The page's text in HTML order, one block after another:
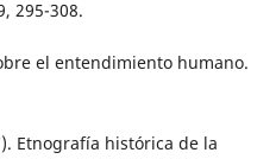
295-308.
el entendimiento humano.
Etnografía histórica de la